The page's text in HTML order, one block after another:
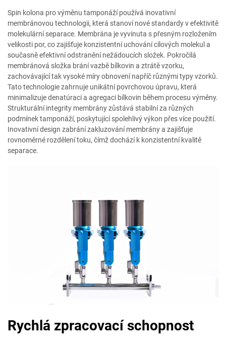
Spin kolona pro výměnu tamponáží používá inovativní
membránovou technologii, která stanoví nové standardy v efektivitě
molekulární separace. Membrána je vyvinuta s přesným rozložením
velikosti por, co zajišťuje konzistentní uchování cílových molekul a
současně efektivní odstranění nežádoucích složek. Pokročilá
membránová složka brání vazbě bílkovin a ztrátě vzorku,
zachovávající tak vysoké míry obnovení napříč různými typy vzorků.
Tato technologie zahrnuje unikátní povrchovou úpravu, která
minimalizuje denatúraci a agregaci bílkovin během procesu výměny.
Strukturální integrity membrány zůstává stabilní za různých
podmínek tamponáží, poskytující spolehlivý výkon přes více použití.
Inovativní design zabrání zakluzování membrány a zajišťuje
rovnoměrné rozdělení toku, čímž dochází k konzistentní kvalitě
separace.
Rychlá zpracovací schopnost